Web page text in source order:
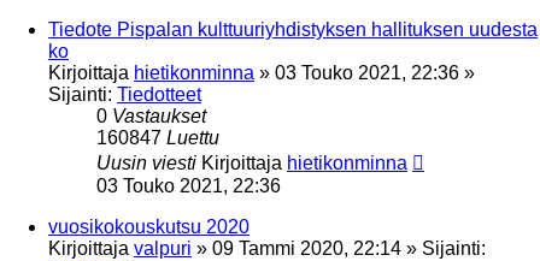
Tiedote Pispalan kulttuuriyhdistyksen hallituksen uudesta
ko
Kirjoittaja hietikonminna » 03 Touko 2021, 22:36 »
Sijainti: Tiedotteet
0 Vastaukset
160847 Luettu
Uusin viesti Kirjoittaja hietikonminna
03 Touko 2021, 22:36
vuosikokouskutsu 2020
Kirjoittaja valpuri » 09 Tammi 2020, 22:14 » Sijainti: